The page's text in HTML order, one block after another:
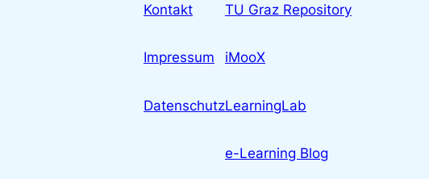
Kontakt
Impressum
Datenschutz
TU Graz Repository
iMooX
LearningLab
e-Learning Blog